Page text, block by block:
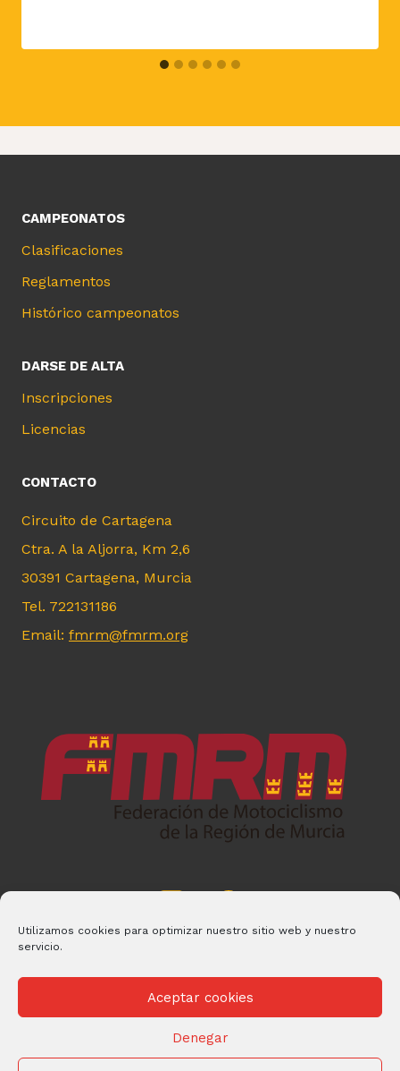
Utilizamos cookies para optimizar nuestro sitio web y nuestro
servicio.
Aceptar cookies
Denegar
CAMPEONATOS
Clasificaciones
Reglamentos
Histórico campeonatos
DARSE DE ALTA
Inscripciones
Licencias
CONTACTO
Circuito de Cartagena
Ctra. A la Aljorra, Km 2,6
30391 Cartagena, Murcia
Tel. 722131186
Email: fmrm@fmrm.org
© 2026 FMRM Desarrollado porAndrac Computing
Technologies